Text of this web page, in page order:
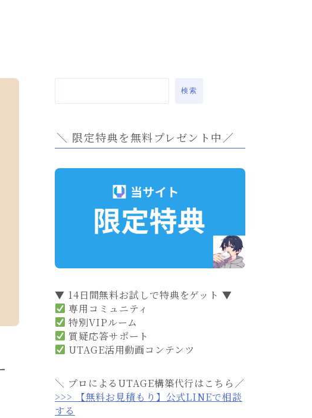
検索
＼ 限定特典を無料プレゼント中／
▼ 14日間無料お試しで特典をゲット ▼
専用コミュニティ
特別VIPルーム
質疑応答サポート
UTAGE活用動画コンテンツ
＼ プロによるUTAGE構築代行はこちら／
>>> 【無料お見積もり】公式LINEで相談
する